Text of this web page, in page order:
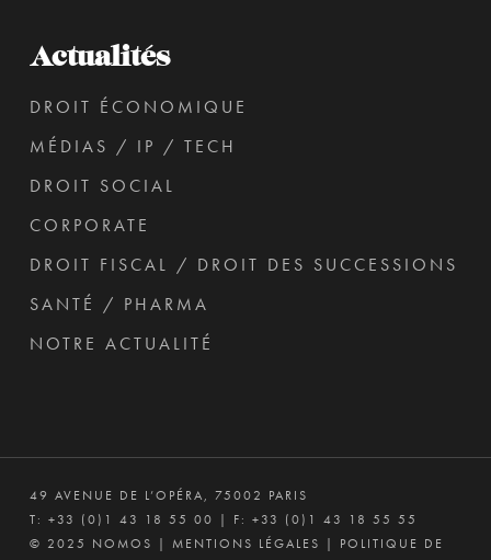
Actualités
DROIT ÉCONOMIQUE
MÉDIAS / IP / TECH
DROIT SOCIAL
CORPORATE
DROIT FISCAL / DROIT DES SUCCESSIONS
SANTÉ / PHARMA
NOTRE ACTUALITÉ
49 AVENUE DE L’OPÉRA, 75002 PARIS
T: +33 (0)1 43 18 55 00 | F: +33 (0)1 43 18 55 55
© 2025 NOMOS | MENTIONS LÉGALES | POLITIQUE DE